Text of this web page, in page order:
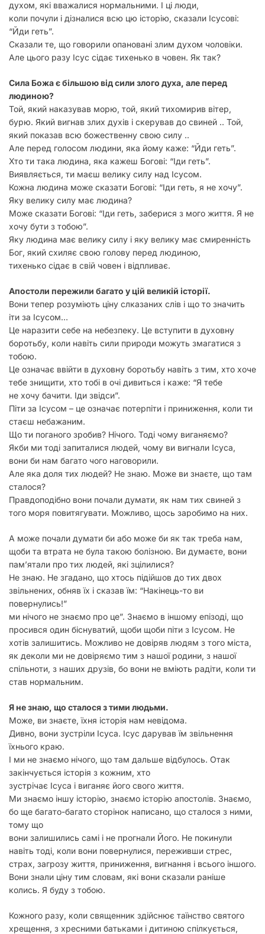
духом, які вважалися нормальними. І ці люди,
коли почули і дізналися всю цю історію, сказали Ісусові:
“Йди геть”.
Сказали те, що говорили опановані злим духом чоловіки.
Але цього разу Ісус сідає тихенько в човен. Як так?
Сила Божа є більшою від сили злого духа, але перед
людиною?
Той, який наказував морю, той, який тихомирив вітер,
бурю. Який вигнав злих духів і скерував до свиней .. Той,
який показав всю божественну свою силу ..
Але перед голосом людини, яка йому каже: “Йди геть”.
Хто ти така людина, яка кажеш Богові: “Іди геть”.
Виявляється, ти маєш велику силу над Ісусом.
Кожна людина може сказати Богові: “Іди геть, я не хочу”.
Яку велику силу має людина?
Може сказати Богові: “Іди геть, заберися з мого життя. Я не
хочу бути з тобою”.
Яку людина має велику силу і яку велику має смиренність
Бог, який схиляє свою голову перед людиною,
тихенько сідає в свій човен і відпливає.
Апостоли пережили багато у цій великій історії.
Вони тепер розуміють ціну слказаних слів і що то значить
іти за Ісусом…
Це наразити себе на небезпеку. Це вступити в духовну
боротьбу, коли навіть сили природи можуть змагатися з
тобою.
Це означає ввійти в духовну боротьбу навіть з тим, хто хоче
тебе знищити, хто тобі в очі дивиться і каже: “Я тебе
не хочу бачити. Іди звідси”.
Піти за Ісусом – це означає потерпіти і приниження, коли ти
стаєш небажаним.
Що ти поганого зробив? Нічого. Тоді чому виганяємо?
Якби ми тоді запиталися людей, чому ви вигнали Ісуса,
вони би нам багато чого наговорили.
Але яка доля тих людей? Не знаю. Може ви знаєте, що там
сталося?
Правдоподібно вони почали думати, як нам тих свиней з
того моря повитягувати. Можливо, щось заробимо на них.
А може почали думати би або може би як так треба нам,
щоби та втрата не була такою болізною. Ви думаєте, вони
пам’ятали про тих людей, які зцілилися?
Не знаю. Не згадано, що хтось підійшов до тих двох
звільнених, обняв їх і сказав їм: “Накінець-то ви
повернулись!”
ми нічого не знаємо про це”. Знаємо в іншому епізоді, що
просився один біснуватий, щоби щоби піти з Ісусом. Не
хотів залишитись. Можливо не довіряв людям з того міста,
як деколи ми не довіряємо тим з нашої родини, з нашої
спільноти, з наших друзів, бо вони не вміють радіти, коли ти
став нормальним.
Я не знаю, що сталося з тими людьми.
Може, ви знаєте, їхня історія нам невідома.
Дивно, вони зустріли Ісуса. Ісус дарував їм звільнення
їхнього краю.
І ми не знаємо нічого, що там дальше відбулось. Отак
закінчується історія з кожним, хто
зустрічає Ісуса і виганяє його свого життя.
Ми знаємо іншу історію, знаємо історію апостолів. Знаємо,
бо ще багато-багато сторінок написано, що сталося з ними,
тому що
вони залишились самі і не прогнали Його. Не покинули
навіть тоді, коли вони повернулися, переживши стрес,
страх, загрозу життя, приниження, вигнання і всього іншого.
Вони знали ціну тим словам, які вони сказали раніше
колись. Я буду з тобою.
Кожного разу, коли священник здійснює таїнство святого
хрещення, з хресними батьками і дитиною спілкується,